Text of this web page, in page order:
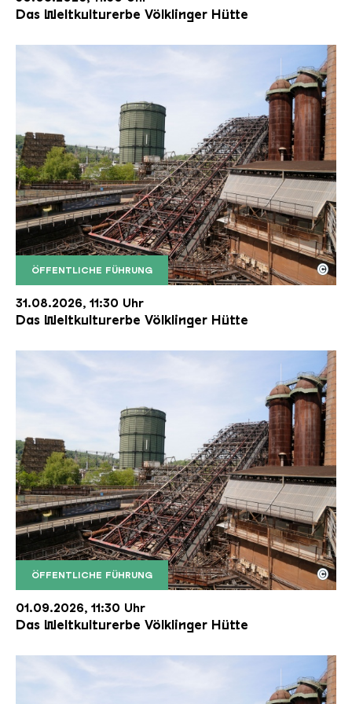
Das Weltkulturerbe Völklinger Hütte
ÖFFENTLICHE FÜHRUNG
Der Erzschrägaufzug der Völklinger Hütte mit
Copyright: Weltkulturerbe Völklinger Hütte | Karl
©
31.08.2026, 11:30 Uhr
Das Weltkulturerbe Völklinger Hütte
ÖFFENTLICHE FÜHRUNG
Der Erzschrägaufzug der Völklinger Hütte mit
Copyright: Weltkulturerbe Völklinger Hütte | Karl
©
01.09.2026, 11:30 Uhr
Das Weltkulturerbe Völklinger Hütte